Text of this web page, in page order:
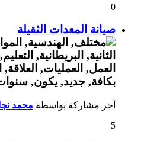
0
صيانة المعدات الثقيلة
آخر مشاركة بواسطة محمد
5